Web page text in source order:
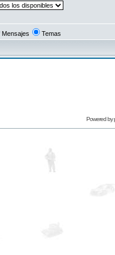
Mensajes Temas
Powered by